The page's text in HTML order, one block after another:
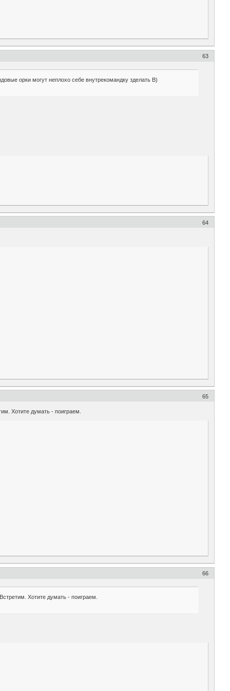
63
орки могут неплохо себе внутрекомандку зделать B)
64
65
Хотите думать - поиграем.
66
Хотите думать - поиграем.